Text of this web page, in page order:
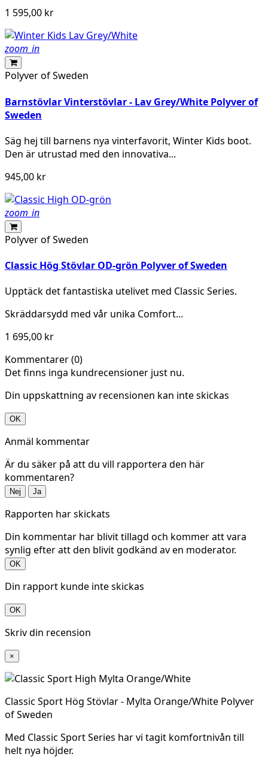
1 595,00 kr
zoom_in
Polyver of Sweden
Barnstövlar Vinterstövlar - Lav Grey/White Polyver of
Sweden
Säg hej till barnens nya vinterfavorit, Winter Kids boot.
Den är utrustad med den innovativa...
945,00 kr
zoom_in
Polyver of Sweden
Classic Hög Stövlar OD-grön Polyver of Sweden
Upptäck det fantastiska utelivet med Classic Series.
Skräddarsydd med vår unika Comfort...
1 695,00 kr
Kommentarer (0)
Det finns inga kundrecensioner just nu.
Din uppskattning av recensionen kan inte skickas
OK
Anmäl kommentar
Är du säker på att du vill rapportera den här
kommentaren?
Nej Ja
Rapporten har skickats
Din kommentar har blivit tillagd och kommer att vara
synlig efter att den blivit godkänd av en moderator.
OK
Din rapport kunde inte skickas
OK
Skriv din recension
×
Classic Sport Hög Stövlar - Mylta Orange/White Polyver
of Sweden
Med Classic Sport Series har vi tagit komfortnivån till
helt nya höjder.